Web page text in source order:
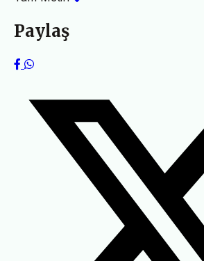
Paylaş